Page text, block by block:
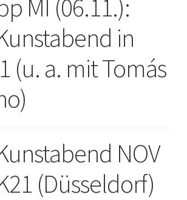
MI (06.11.):
in
(u. a. mit Tomás
NOV
(Düsseldorf)